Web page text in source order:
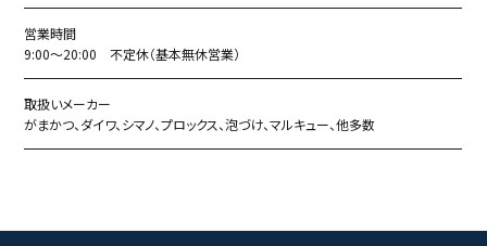
営業時間
9:00～20:00 不定休（基本無休営業）
取扱いメーカー
がまかつ、ダイワ、シマノ、プロックス、泡づけ、マルキュー、他多数